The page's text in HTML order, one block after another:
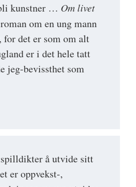
kunstner … Om livet
om en ung mann
det er som om alt
er i det hele tatt
jeg-bevissthet som
å utvide sitt
er oppvekst-,